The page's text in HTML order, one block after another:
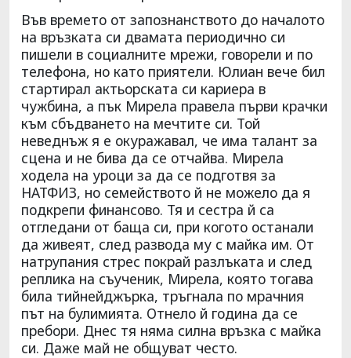
Във времето от запознанството до началото
на връзката си двамата периодично си
пишели в социалните мрежи, говорели и по
телефона, но като приятели. Юлиан вече бил
стартирал актьорската си кариера в
чужбина, а пък Мирела правела първи крачки
към сбъдването на мечтите си. Той
неведнъж я е окуражавал, че има талант за
сцена и не бива да се отчайва. Мирела
ходела на уроци за да се подготвя за
НАТФИЗ, но семейството й не можело да я
подкрепи финансово. Тя и сестра й са
отгледани от баща си, при когото останали
да живеят, след развода му с майка им. От
натрупания стрес покрай разлъката и след
реплика на съученик, Мирела, която тогава
била тийнейджърка, тръгнала по мрачния
път на булимията. Отнело й година да се
пребори. Днес тя няма силна връзка с майка
си. Даже май не общуват често.